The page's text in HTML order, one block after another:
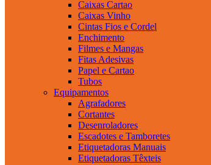
Caixas Cartao
Caixas Vinho
Cintas Fios e Cordel
Enchimento
Filmes e Mangas
Fitas Adesivas
Papel e Cartao
Tubos
Equipamentos
Agrafadores
Cortantes
Desenroladores
Escadotes e Tamboretes
Etiquetadoras Manuais
Etiquetadoras Têxteis